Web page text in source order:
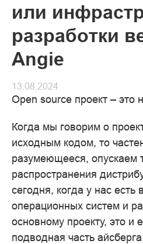
или
разработки
Angie
13.08.2024
Open source проект – это
Когда мы говорим о
исходным кодом, то
разумеющееся, опускаем
распространения
сегодня, когда у нас есть
операционных систем и
основному проекту, это и
подводная часть